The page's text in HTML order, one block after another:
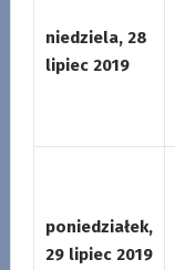
niedziela, 28
lipiec 2019
poniedziałek,
29 lipiec 2019